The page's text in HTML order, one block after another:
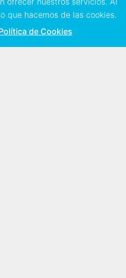
tablet
que hacemos de las cookies.
de Cookies